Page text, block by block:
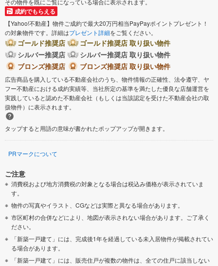
その物件を既にご覧になっている場合に表示されます。
成約でもらえる
【Yahoo!不動産】物件ご成約で最大20万円相当PayPayポイントプレゼント！
の対象物件です。詳細はプレゼント詳細をご覧ください。
ゴールド推奨店
ゴールド推奨店 取り扱い物件
シルバー推奨店
シルバー推奨店 取り扱い物件
ブロンズ推奨店
ブロンズ推奨店 取り扱い物件
広告商品を購入している不動産会社のうち、物件情報の正確性、法令遵守、ヤ
フー不動産における成約実績等、当社所定の基準を満たした優良な店舗運営を
実践していると認めた不動産会社（もしくは当該認定を受けた不動産会社の取
扱物件）に表示されます。
タップすると用語の意味が書かれたポップアップが開きます。
PRマークについて
ご注意
消費税および地方消費税の対象となる場合は税込み価格が表示されていま
す。
物件の写真やイラスト、CGなどは実際と異なる場合があります。
市区町村の合併などにより、地図が表示されない場合があります。ご了承く
ださい。
「新築一戸建て」には、完成後1年を経過している未入居物件が掲載されてい
る場合があります。
「新築一戸建て」には、販売住戸が複数の物件は、全ての住戸に該当しない